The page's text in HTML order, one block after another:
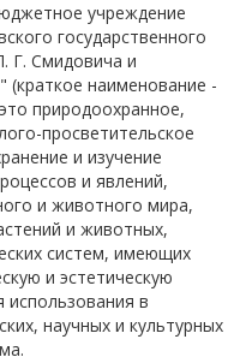
учреждение
государственного
Г. Смидовича и
наименование -
природоохранное,
просветительское
и изучение
и явлений,
и животного мира,
и животных,
систем, имеющих
и эстетическую
использования в
научных и культурных